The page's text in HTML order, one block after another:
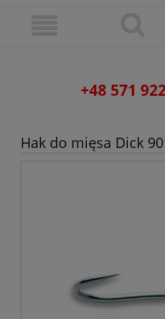
+48 571
Hak do mięsa Dick